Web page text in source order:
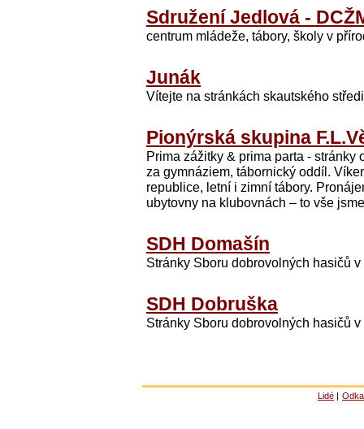
Sdružení Jedlová -
centrum mládeže, tábory, školy v
Junák
Vítejte na stránkách skautského
Pionýrská skupina
Prima zážitky & prima parta -
za gymnáziem, tábornický oddíl.
republice, letní i zimní tábory.
ubytovny na klubovnách – to vše
SDH Domašín
Stránky Sboru dobrovolných hasičů
SDH Dobruška
Stránky Sboru dobrovolných hasičů
Lidé |